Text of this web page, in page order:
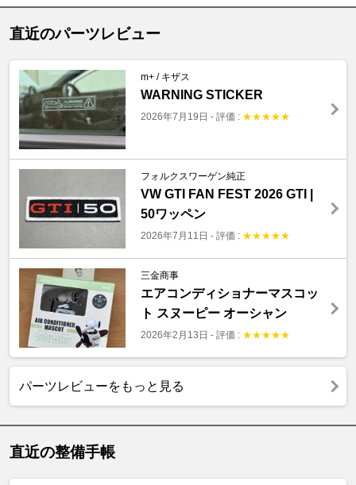
直近のパーツレビュー
m+ / キザス
WARNING STICKER
2026年7月19日 - 評価 : ★★★★★
フォルクスワーゲン純正
VW GTI FAN FEST 2026 GTI |
50ワッペン
2026年7月11日 - 評価 : ★★★★★
三金商事
エアコンディショナーマスコッ
ト スヌーピー オーシャン
2026年2月13日 - 評価 : ★★★★★
パーツレビューをもっと見る
直近の整備手帳